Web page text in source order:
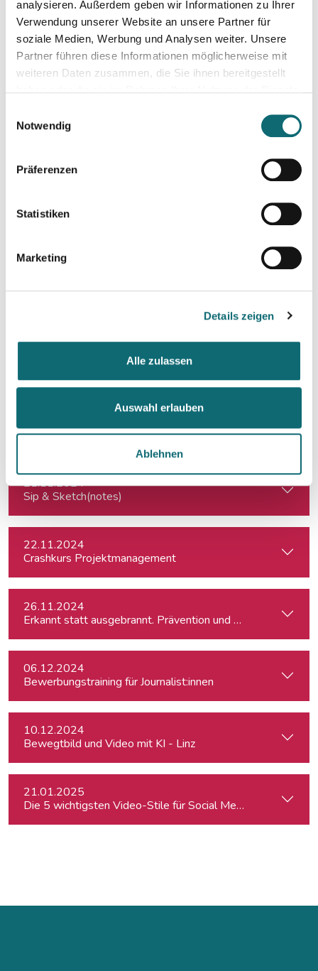
analysieren. Außerdem geben wir Informationen zu Ihrer
Verwendung unserer Website an unsere Partner für
soziale Medien, Werbung und Analysen weiter. Unsere
Partner führen diese Informationen möglicherweise mit
weiteren Daten zusammen, die Sie ihnen bereitgestellt
Notwendig
Präferenzen
Statistiken
Marketing
Details zeigen
Alle zulassen
Auswahl erlauben
Ablehnen
11.10.2024
Crashkurs LinkedIn
Kreativ mit Canva – Advanced
21.10.2024
Interviewtraining für Journalist:innen
21.11.2024
Sip & Sketch(notes)
22.11.2024
Crashkurs Projektmanagement
26.11.2024
Erkannt statt ausgebrannt. Prävention und Erste-Hilfe bei
06.12.2024
Bewerbungstraining für Journalist:innen
10.12.2024
Bewegtbild und Video mit KI - Linz
21.01.2025
Die 5 wichtigsten Video-Stile für Social Media